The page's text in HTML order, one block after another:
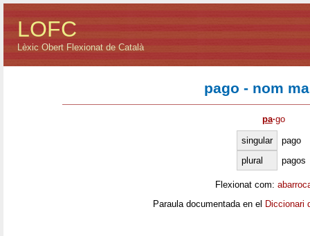
LOFC
Lèxic Obert Flexionat de Català
pago - nom
pa·go
singular
pago
plural
pagos
Flexionat com:
Paraula documentada en el Diccionari